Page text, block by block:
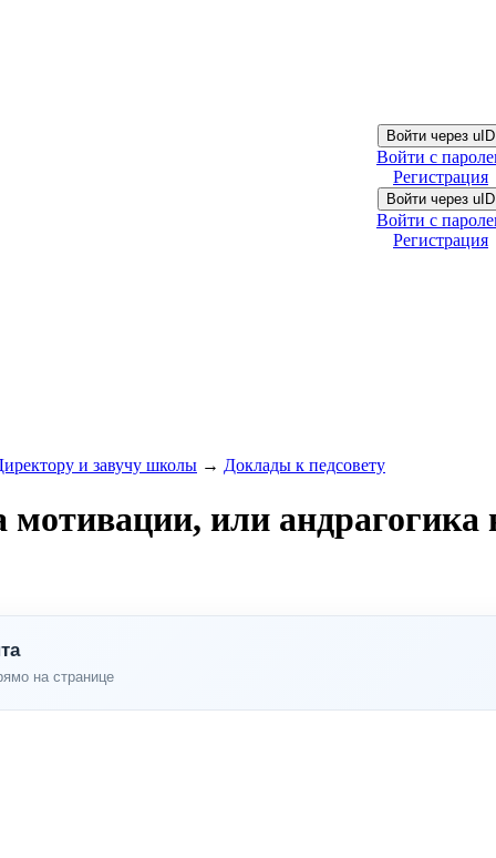
Войти через uID
Войти с
Регистрация
Войти через uID
Войти с
Регистрация
и завучу школы → Доклады к педсовету
или андрагогика
на странице